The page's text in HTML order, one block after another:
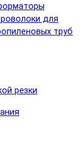
для
труб
резки